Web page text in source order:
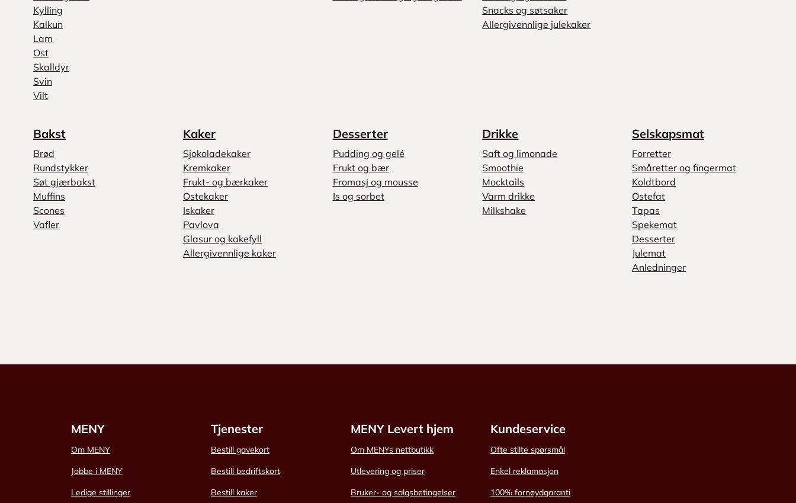
Kylling
Kalkun
Lam
Ost
Skalldyr
Svin
Vilt
Snacks og søtsaker
Allergivennlige julekaker
Bakst
Brød
Rundstykker
Søt gjærbakst
Muffins
Scones
Vafler
Kaker
Sjokoladekaker
Kremkaker
Frukt- og bærkaker
Ostekaker
Iskaker
Pavlova
Glasur og kakefyll
Allergivennlige kaker
Desserter
Pudding og gelé
Frukt og bær
Fromasj og mousse
Is og sorbet
Drikke
Saft og limonade
Smoothie
Mocktails
Varm drikke
Milkshake
Selskapsmat
Forretter
Småretter og fingermat
Koldtbord
Ostefat
Tapas
Spekemat
Desserter
Julemat
Anledninger
MENY
Om MENY
Jobbe i MENY
Ledige stillinger
Tjenester
Bestill gavekort
Bestill bedriftskort
Bestill kaker
MENY Levert hjem
Om MENYs nettbutikk
Utlevering og priser
Bruker- og salgsbetingelser
Kundeservice
Ofte stilte spørsmål
Enkel reklamasjon
100% fornøydgaranti